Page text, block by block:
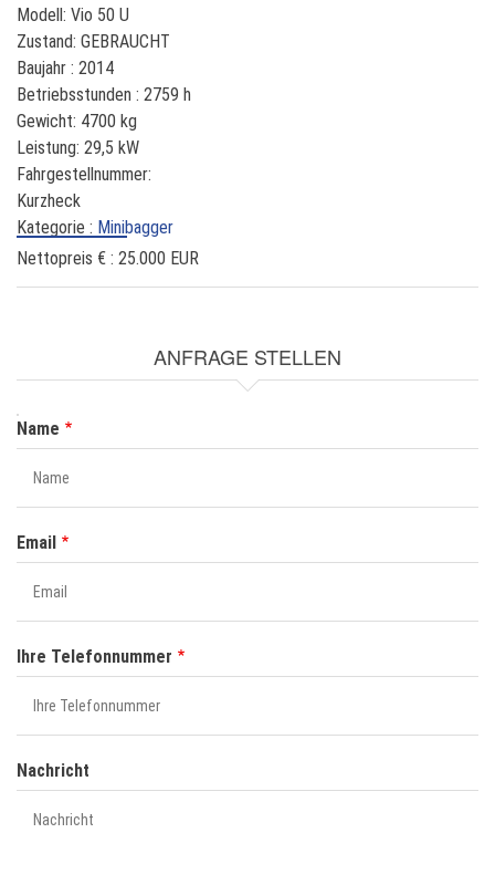
Modell: Vio 50 U
Zustand: GEBRAUCHT
Baujahr : 2014
Betriebsstunden : 2759 h
Gewicht: 4700 kg
Leistung: 29,5 kW
Fahrgestellnummer:
Kurzheck
Kategorie : Minibagger
Nettopreis € : 25.000 EUR
ANFRAGE STELLEN
NAME
Name
Email
Ihre Telefonnummer
Nachricht